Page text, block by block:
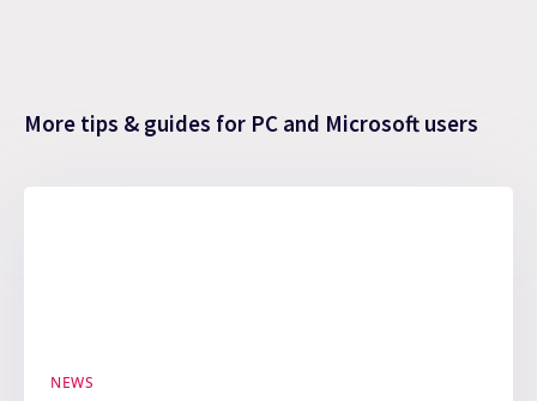
More tips & guides for PC and Microsoft users
NEWS